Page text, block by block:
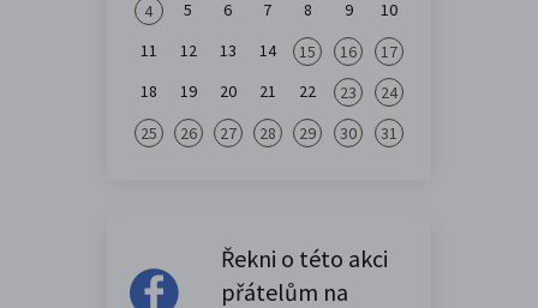
4 5 6 7 8 9
10
11
12 13 14 15 16
17
18
19 20 21 22 23
24
25
26 27 28 29 30 31
Řekni o této akci
přátelům na